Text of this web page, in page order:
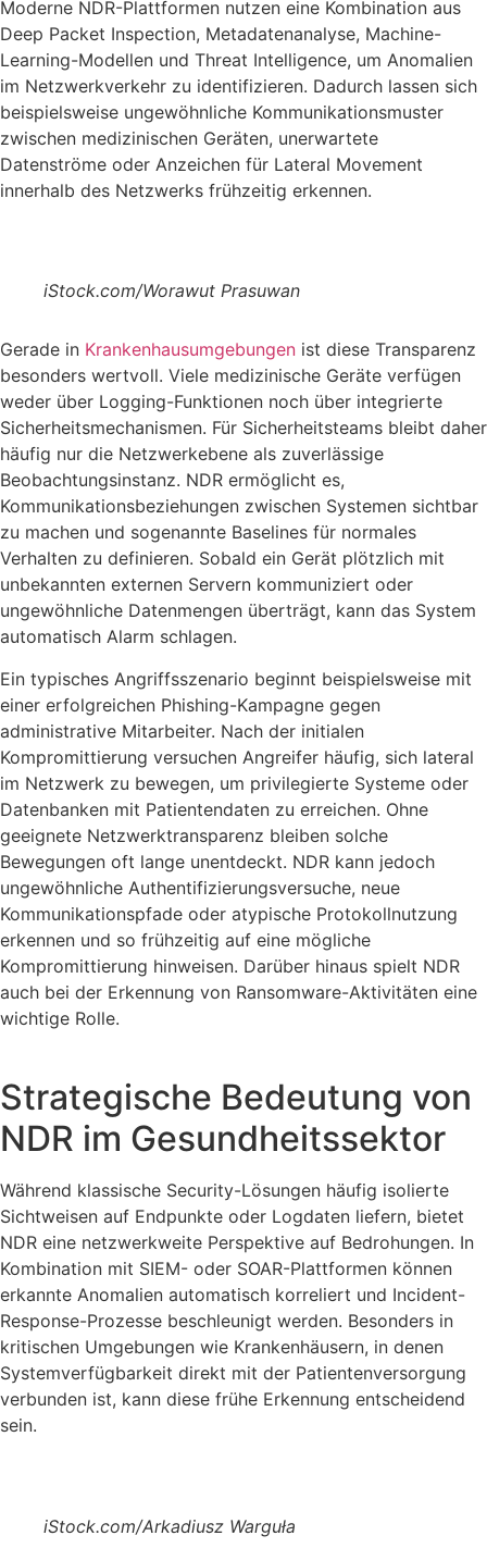
Moderne NDR-Plattformen nutzen eine Kombination aus
Deep Packet Inspection, Metadatenanalyse, Machine-
Learning-Modellen und Threat Intelligence, um Anomalien
im Netzwerkverkehr zu identifizieren. Dadurch lassen sich
beispielsweise ungewöhnliche Kommunikationsmuster
zwischen medizinischen Geräten, unerwartete
Datenströme oder Anzeichen für Lateral Movement
innerhalb des Netzwerks frühzeitig erkennen.
iStock.com/Worawut Prasuwan
Gerade in Krankenhausumgebungen ist diese Transparenz
besonders wertvoll. Viele medizinische Geräte verfügen
weder über Logging-Funktionen noch über integrierte
Sicherheitsmechanismen. Für Sicherheitsteams bleibt daher
häufig nur die Netzwerkebene als zuverlässige
Beobachtungsinstanz. NDR ermöglicht es,
Kommunikationsbeziehungen zwischen Systemen sichtbar
zu machen und sogenannte Baselines für normales
Verhalten zu definieren. Sobald ein Gerät plötzlich mit
unbekannten externen Servern kommuniziert oder
ungewöhnliche Datenmengen überträgt, kann das System
automatisch Alarm schlagen.
Ein typisches Angriffsszenario beginnt beispielsweise mit
einer erfolgreichen Phishing-Kampagne gegen
administrative Mitarbeiter. Nach der initialen
Kompromittierung versuchen Angreifer häufig, sich lateral
im Netzwerk zu bewegen, um privilegierte Systeme oder
Datenbanken mit Patientendaten zu erreichen. Ohne
geeignete Netzwerktransparenz bleiben solche
Bewegungen oft lange unentdeckt. NDR kann jedoch
ungewöhnliche Authentifizierungsversuche, neue
Kommunikationspfade oder atypische Protokollnutzung
erkennen und so frühzeitig auf eine mögliche
Kompromittierung hinweisen. Darüber hinaus spielt NDR
auch bei der Erkennung von Ransomware-Aktivitäten eine
wichtige Rolle.
Strategische Bedeutung von
NDR im Gesundheitssektor
Während klassische Security-Lösungen häufig isolierte
Sichtweisen auf Endpunkte oder Logdaten liefern, bietet
NDR eine netzwerkweite Perspektive auf Bedrohungen. In
Kombination mit SIEM- oder SOAR-Plattformen können
erkannte Anomalien automatisch korreliert und Incident-
Response-Prozesse beschleunigt werden. Besonders in
kritischen Umgebungen wie Krankenhäusern, in denen
Systemverfügbarkeit direkt mit der Patientenversorgung
verbunden ist, kann diese frühe Erkennung entscheidend
sein.
iStock.com/Arkadiusz Warguła